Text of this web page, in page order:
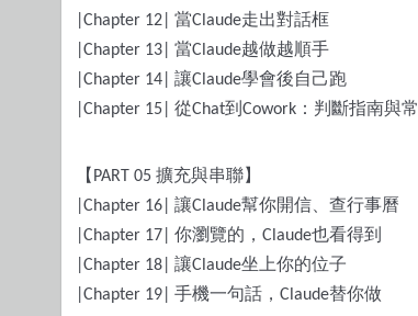
|Chapter 12| 當Claude走出對話框
|Chapter 13| 當Claude越做越順手
|Chapter 14| 讓Claude學會後自己跑
|Chapter 15| 從Chat到 Cowork ：判斷指南與
【 PART 05 擴充與串聯】
|Chapter 16| 讓Claude幫你開信、查行事曆
|Chapter 17| 你瀏覽的， Claude也看得到
|Chapter 18| 讓Claude坐上你的位子
|Chapter 19| 手機一句話， Claude替你做